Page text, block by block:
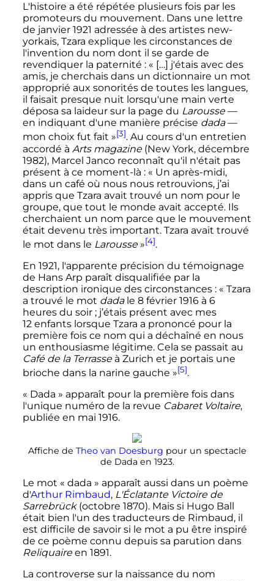
L'histoire a été répétée plusieurs fois par les
promoteurs du mouvement. Dans une lettre
de janvier 1921 adressée à des artistes new-
yorkais, Tzara explique les circonstances de
l'invention du nom dont il se garde de
revendiquer la paternité : « […] j'étais avec des
amis, je cherchais dans un dictionnaire un mot
approprié aux sonorités de toutes les langues,
il faisait presque nuit lorsqu'une main verte
déposa sa laideur sur la page du Larousse—
en indiquant d'une manière précise dada—
mon choix fut fait »[3]. Au cours d'un entretien
accordé à Arts magazine(New York, décembre
1982), Marcel Janco reconnaît qu'il n'était pas
présent à ce moment-là : « Un après-midi,
dans un café où nous nous retrouvions, j’ai
appris que Tzara avait trouvé un nom pour le
groupe, que tout le monde avait accepté. Ils
cherchaient un nom parce que le mouvement
était devenu très important. Tzara avait trouvé
le mot dans le Larousse»[4].
En 1921, l'apparente précision du témoignage
de Hans Arp paraît disqualifiée par la
description ironique des circonstances : « Tzara
a trouvé le mot dadale 8 février 1916 à 6
heures du soir ; j’étais présent avec mes
12 enfants lorsque Tzara a prononcé pour la
première fois ce nom qui a déchaîné en nous
un enthousiasme légitime. Cela se passait au
Café de la Terrasseà Zurich et je portais une
brioche dans la narine gauche »[5].
« Dada » apparaît pour la première fois dans
l'unique numéro de la revue Cabaret Voltaire,
publiée en mai 1916.
Affiche de Theo van Doesburg pour un spectacle
de Dada en 1923.
Le mot « dada » apparaît aussi dans un poème
d'Arthur Rimbaud, L'Éclatante Victoire de
Sarrebrück(octobre 1870). Mais si Hugo Ball
était bien l'un des traducteurs de Rimbaud, il
est difficile de savoir si le mot a pu être inspiré
de ce poème connu depuis sa parution dans
Reliquaireen 1891.
La controverse sur la naissance du nom